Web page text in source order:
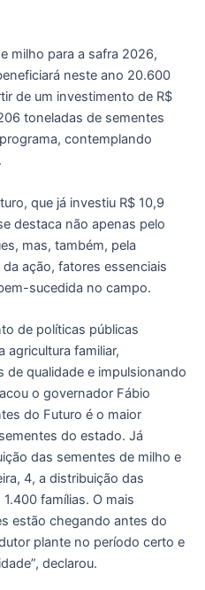
milho para a safra 2026,
neste ano 20.600
de um investimento de R$
toneladas de sementes
contemplando
que já investiu R$ 10,9
destaca não apenas pelo
mas, também, pela
ação, fatores essenciais
sucedida no campo.
de políticas públicas
agricultura familiar,
qualidade e impulsionando
o governador Fábio
do Futuro é o maior
do estado. Já
das sementes de milho e
4, a distribuição das
famílias. O mais
estão chegando antes do
plante no período certo e
declarou.